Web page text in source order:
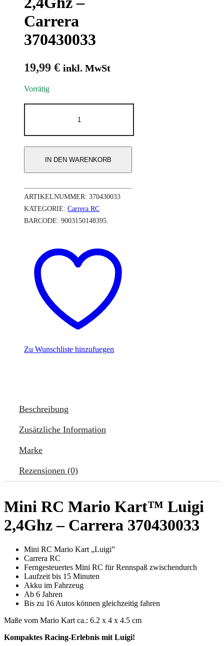
Carrera
370430033
19,99 € inkl. MwSt
Vorrätig
RC
Kart™
-
Carrera
Menge
IN DEN WARENKORB
ARTIKELNUMMER: 370430033
KATEGORIE: Carrera RC
BARCODE: 9003150148395
Zu Wunschliste hinzufuegen
Beschreibung
Zusätzliche Information
Marke
Rezensionen (0)
Mini RC Mario Kart™ Luigi
2,4Ghz – Carrera 370430033
Mini RC Mario Kart „Luigi”
Carrera RC
Ferngesteuertes Mini RC für Rennspaß zwischendurch
Laufzeit bis 15 Minuten
Akku im Fahrzeug
Ab 6 Jahren
Bis zu 16 Autos können gleichzeitig fahren
Maße vom Mario Kart ca.: 6.2 x 4 x 4.5 cm
Kompaktes Racing-Erlebnis mit Luigi!